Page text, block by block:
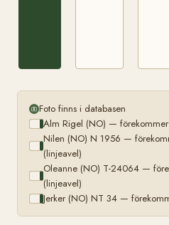
Foto finns i databasen
Alm Rigel (NO) —
Nilen (NO) N 1956 —
(linjeavel)
Oleanne (NO) T-24064 —
(linjeavel)
Jerker (NO) NT 34 —